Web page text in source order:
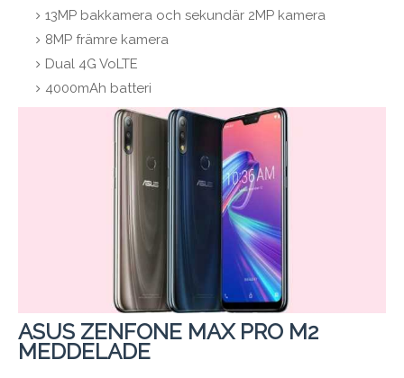
13MP bakkamera och sekundär 2MP kamera
8MP främre kamera
Dual 4G VoLTE
4000mAh batteri
ASUS ZENFONE MAX PRO M2
MEDDELADE